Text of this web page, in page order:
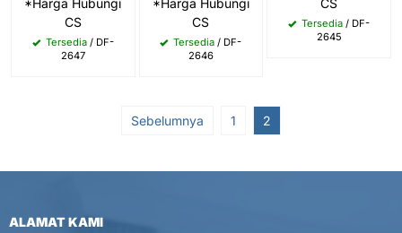
CS
Tersedia/ DF-
2647
*Harga Hubungi
CS
Tersedia / DF-
2646
CS
Tersedia / DF-
2645
Sebelumnya 1 2
ALAMAT KAMI